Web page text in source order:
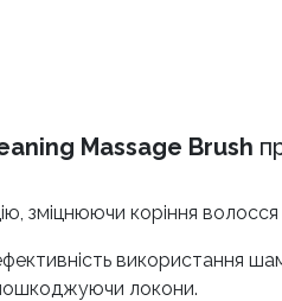
Massage Brush
зміцнюючи коріння
використання
пошкоджуючи локони.